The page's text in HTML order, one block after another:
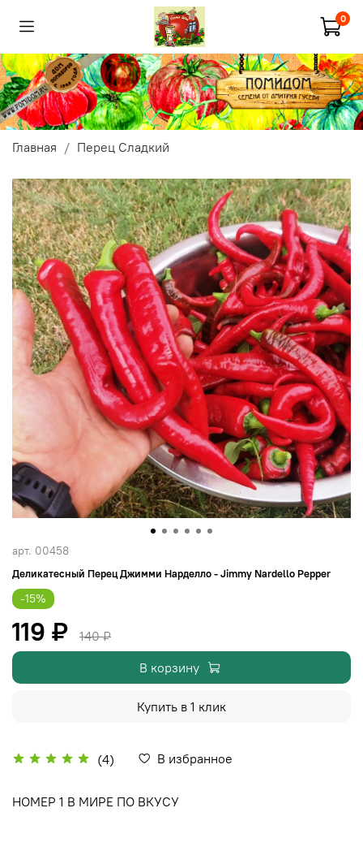
0
Главная Перец Сладкий
арт. 00458
Деликатесный Перец Джимми Нарделло - Jimmy Nardello Pepper
(4) В избранное
-15%
119 ₽
140 ₽
В корзину
Купить в 1 клик
НОМЕР 1 В МИРЕ ПО ВКУСУ